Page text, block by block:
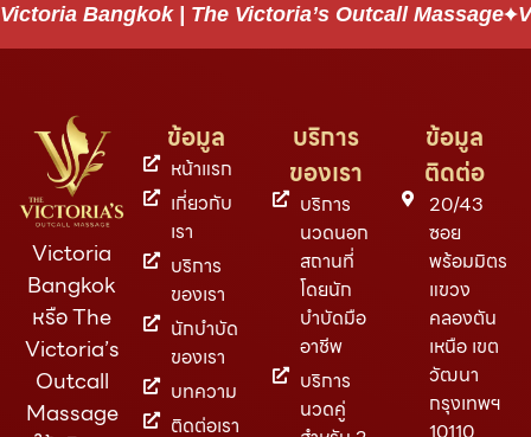
Victoria Bangkok | The Victoria’s Outcall Massage
Victoria
Bangkok
หรือ The
Victoria’s
Outcall
Massage
ข้อมูล
หน้าแรก
เกี่ยวกับ
เรา
บริการ
ของเรา
นักบำบัด
ของเรา
บทความ
ติดต่อเรา
บริการ
ของเรา
บริการ
นวดนอก
สถานที่
โดยนัก
บำบัดมือ
อาชีพ
บริการ
นวดคู่
ข้อมูล
ติดต่อ
20/43
ซอย
พร้อมมิตร
แขวง
คลองตัน
เหนือ เขต
วัฒนา
กรุงเทพฯ